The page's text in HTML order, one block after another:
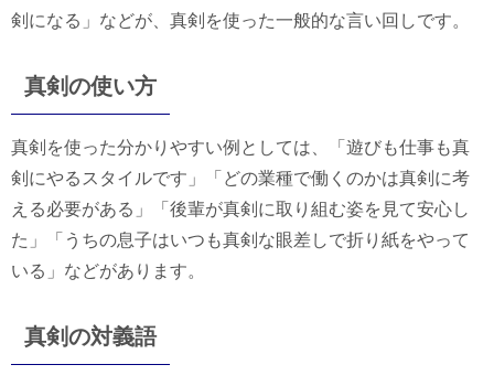
剣になる」などが、真剣を使った一般的な言い回しです。
真剣の使い方
真剣を使った分かりやすい例としては、「遊びも仕事も真
剣にやるスタイルです」「どの業種で働くのかは真剣に考
える必要がある」「後輩が真剣に取り組む姿を見て安心し
た」「うちの息子はいつも真剣な眼差しで折り紙をやって
いる」などがあります。
真剣の対義語